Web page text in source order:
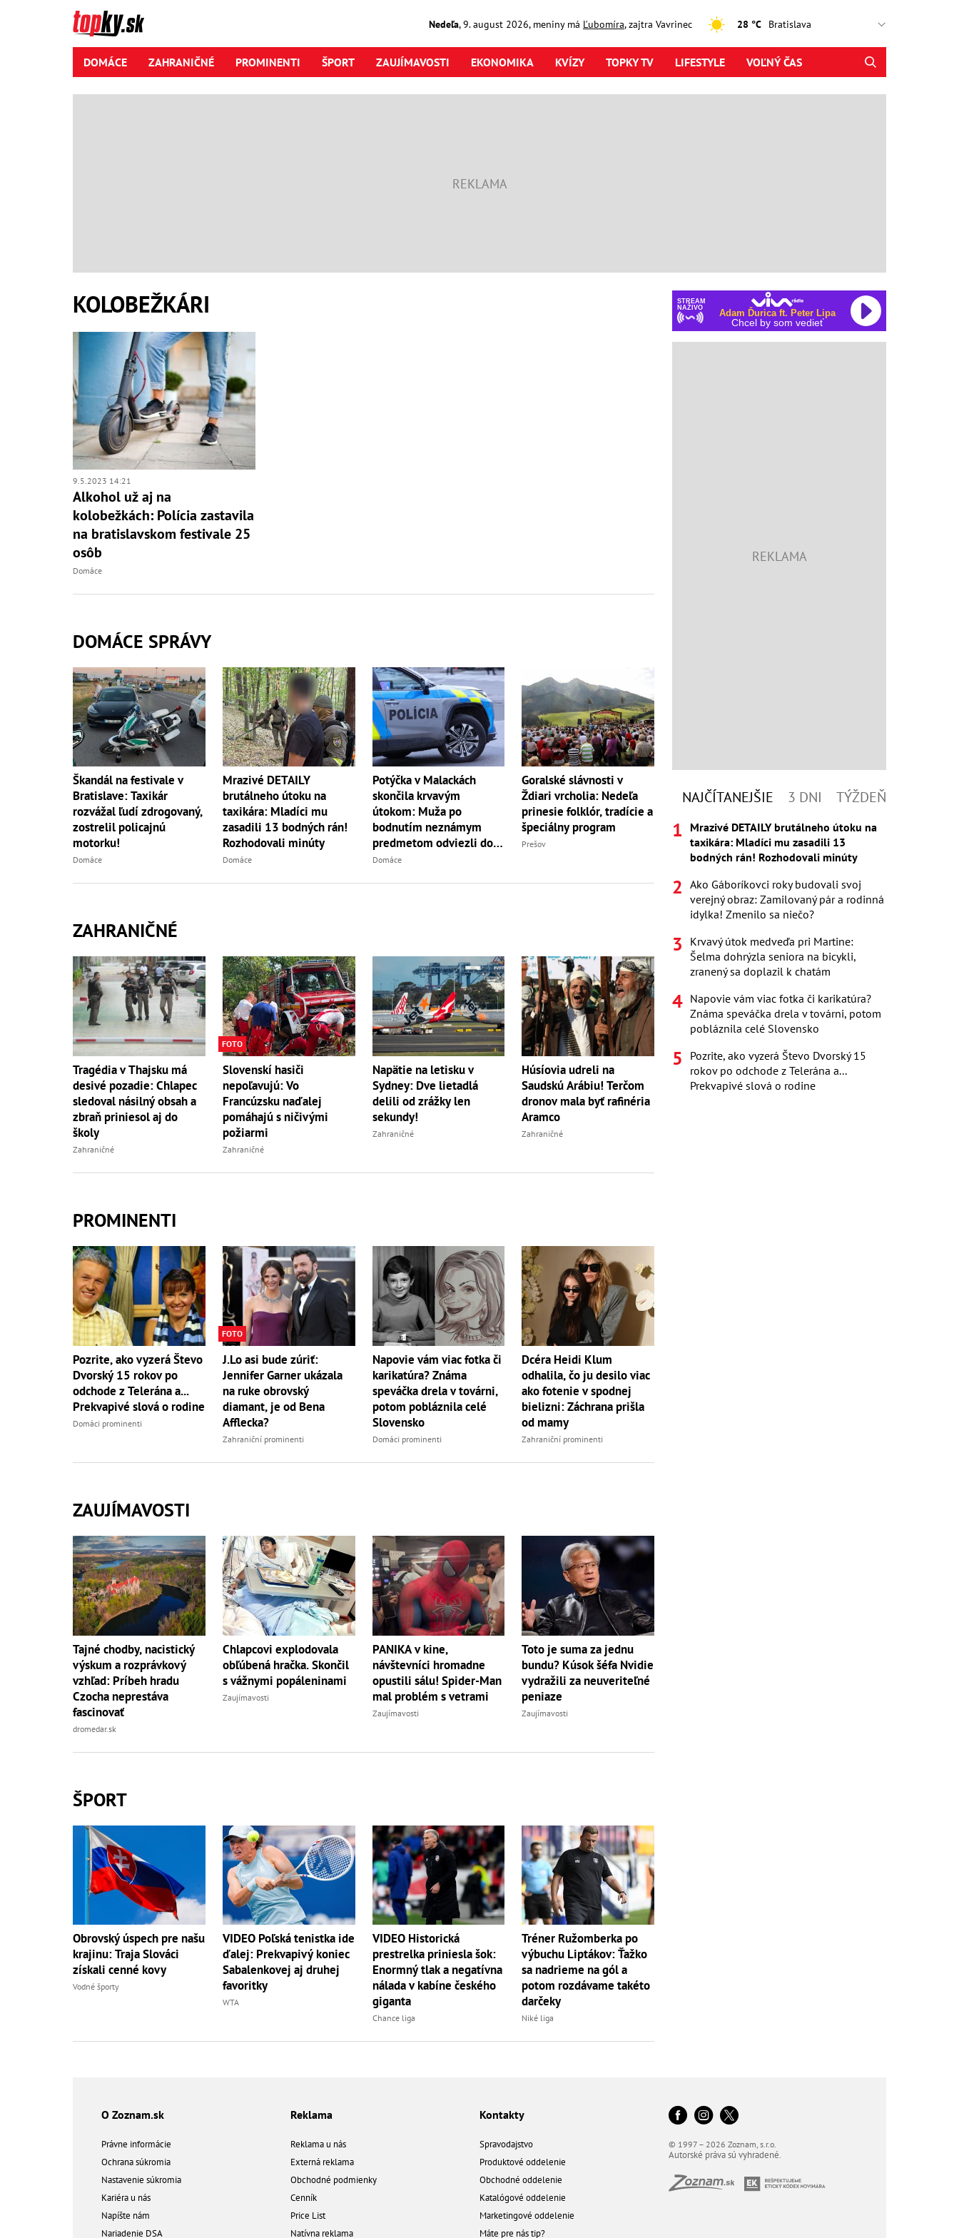
Nedeľa,9. august2026, meniny má Ľubomíra, zajtra Vavrinec 28 °C
DOMÁCE ZAHRANIČNÉ PROMINENTI ŠPORT ZAUJÍMAVOSTI EKONOMIKA KVÍZY TOPKY TV LIFESTYLE VOĽNÝ ČAS
KOLOBEŽKÁRI
9.5.2023 14:21
Alkohol už aj na
kolobežkách: Polícia zastavila
na bratislavskom festivale 25
osôb
Domáce
DOMÁCE SPRÁVY
Škandál na festivale v
Bratislave: Taxikár
rozvážal ľudí zdrogovaný,
zostrelil policajnú
motorku!
Domáce
Mrazivé DETAILY
brutálneho útoku na
taxikára: Mladíci mu
zasadili 13 bodných rán!
Rozhodovali minúty
Domáce
Potýčka v Malackách
skončila krvavým
útokom: Muža po
bodnutím neznámym
predmetom odviezli do
nemocnice
Domáce
Goralské slávnosti v
Ždiari vrcholia: Nedeľa
prinesie folklór, tradície a
špeciálny program
Prešov
ZAHRANIČNÉ
Tragédia v Thajsku má
desivé pozadie: Chlapec
sledoval násilný obsah a
zbraň priniesol aj do
školy
Zahraničné
FOTO
Slovenskí hasiči
nepoľavujú: Vo
Francúzsku naďalej
pomáhajú s ničivými
požiarmi
Zahraničné
Napätie na letisku v
Sydney: Dve lietadlá
delili od zrážky len
sekundy!
Zahraničné
Húsíovia udreli na
Saudskú Arábiu! Terčom
dronov mala byť rafinéria
Aramco
Zahraničné
PROMINENTI
Pozrite, ako vyzerá Števo
Dvorský 15 rokov po
odchode z Telerána a...
Prekvapivé slová o rodine
Domáci prominenti
FOTO
J.Lo asi bude zúriť:
Jennifer Garner ukázala
na ruke obrovský
diamant, je od Bena
Afflecka?
Zahraniční prominenti
Napovie vám viac fotka či
karikatúra? Známa
speváčka drela v továrni,
potom pobláznila celé
Slovensko
Domáci prominenti
Dcéra Heidi Klum
odhalila, čo ju desilo viac
ako fotenie v spodnej
bielizni: Záchrana prišla
od mamy
Zahraniční prominenti
ZAUJÍMAVOSTI
Tajné chodby, nacistický
výskum a rozprávkový
vzhľad: Príbeh hradu
Czocha neprestáva
fascinovať
dromedar.sk
Chlapcovi explodovala
obľúbená hračka. Skončil
s vážnymi popáleninami
Zaujímavosti
PANIKA v kine,
návštevníci hromadne
opustili sálu! Spider-Man
mal problém s vetrami
Zaujímavosti
Toto je suma za jednu
bundu? Kúsok šéfa Nvidie
vydražili za neuveriteľné
peniaze
Zaujímavosti
ŠPORT
Obrovský úspech pre našu
krajinu: Traja Slováci
získali cenné kovy
Vodné športy
VIDEO Poľská tenistka ide
ďalej: Prekvapivý koniec
Sabalenkovej aj druhej
favoritky
WTA
VIDEO Historická
prestrelka priniesla šok:
Enormný tlak a negatívna
nálada v kabíne českého
giganta
Chance liga
Tréner Ružomberka po
výbuchu Liptákov: Ťažko
sa nadrieme na gól a
potom rozdávame takéto
darčeky
Niké liga
STREAM
NAŽIVO
Adam Ďurica ft. Peter Lipa
Chcel by som vedieť
NAJČÍTANEJŠIE 3 DNI TÝŽDEŇ
Mrazivé DETAILY brutálneho útoku na
taxikára: Mladíci mu zasadili 13
bodných rán! Rozhodovali minúty
Ako Gáboríkovci roky budovali svoj
verejný obraz: Zamilovaný pár a rodinná
idylka! Zmenilo sa niečo?
Krvavý útok medveďa pri Martine:
Šelma dohrýzla seniora na bicykli,
zranený sa doplazil k chatám
Napovie vám viac fotka či karikatúra?
Známa speváčka drela v továrni, potom
pobláznila celé Slovensko
Pozrite, ako vyzerá Števo Dvorský 15
rokov po odchode z Telerána a...
Prekvapivé slová o rodine
O Zoznam.sk
Právne informácie
Ochrana súkromia
Nastavenie súkromia
Kariéra u nás
Napíšte nám
Nariadenie DSA
Reklama
Reklama u nás
Externá reklama
Obchodné podmienky
Cenník
Price List
Natívna reklama
Kontakty
Spravodajstvo
Produktové oddelenie
Obchodné oddelenie
Katalógové oddelenie
Marketingové oddelenie
Máte pre nás tip?
© 1997 – 2026 Zoznam, s.r.o.
Autorské práva sú vyhradené.